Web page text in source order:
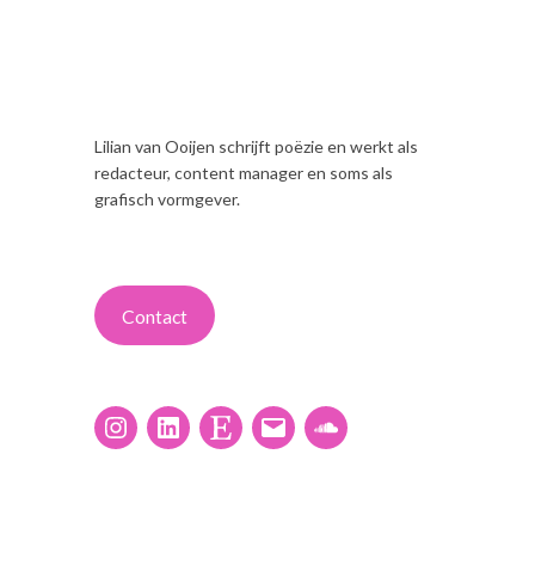
Lilian van Ooijen schrijft poëzie en werkt als
redacteur, content manager en soms als
grafisch vormgever.
Contact